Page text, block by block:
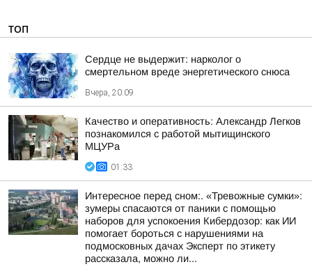
ТОП
Сердце не выдержит: нарколог о
смертельном вреде энергетического снюса
Вчера, 20:09
Качество и оперативность: Александр Легков
познакомился с работой мытищинского
МЦУРа
01:33
Интересное перед сном:. «Тревожные сумки»:
зумеры спасаются от паники с помощью
наборов для успокоения Кибердозор: как ИИ
помогает бороться с нарушениями на
подмосковных дачах Эксперт по этикету
рассказала, можно ли...